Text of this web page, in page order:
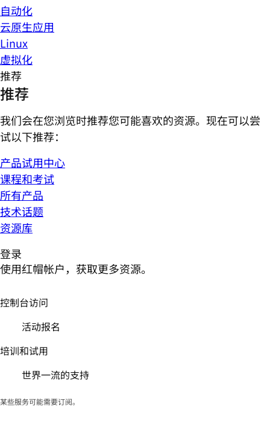
自动化
云原生应用
Linux
虚拟化
推荐
推荐
我们会在您浏览时推荐您可能喜欢的资源。现在可以尝
试以下推荐：
产品试用中心
课程和考试
所有产品
技术话题
资源库
登录
使用红帽帐户，获取更多资源。
控制台访问
活动报名
培训和试用
世界一流的支持
某些服务可能需要订阅。